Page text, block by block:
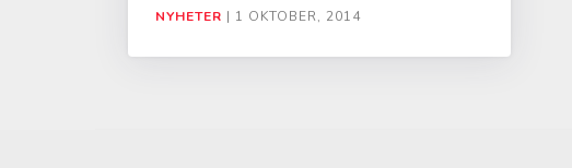
NYHETER | 1 OKTOBER, 2014